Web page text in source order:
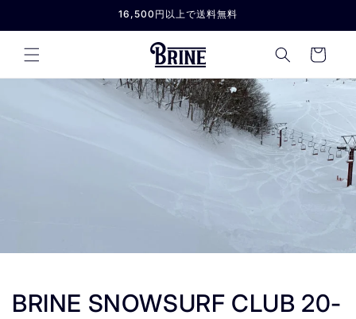
進む
16,500円以上で送料無料
カ
ー
BRINE SNOWSURF CLUB 20-